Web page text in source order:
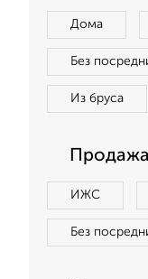
Дома
Без
Из бруса
Продажа
ИЖС
Без